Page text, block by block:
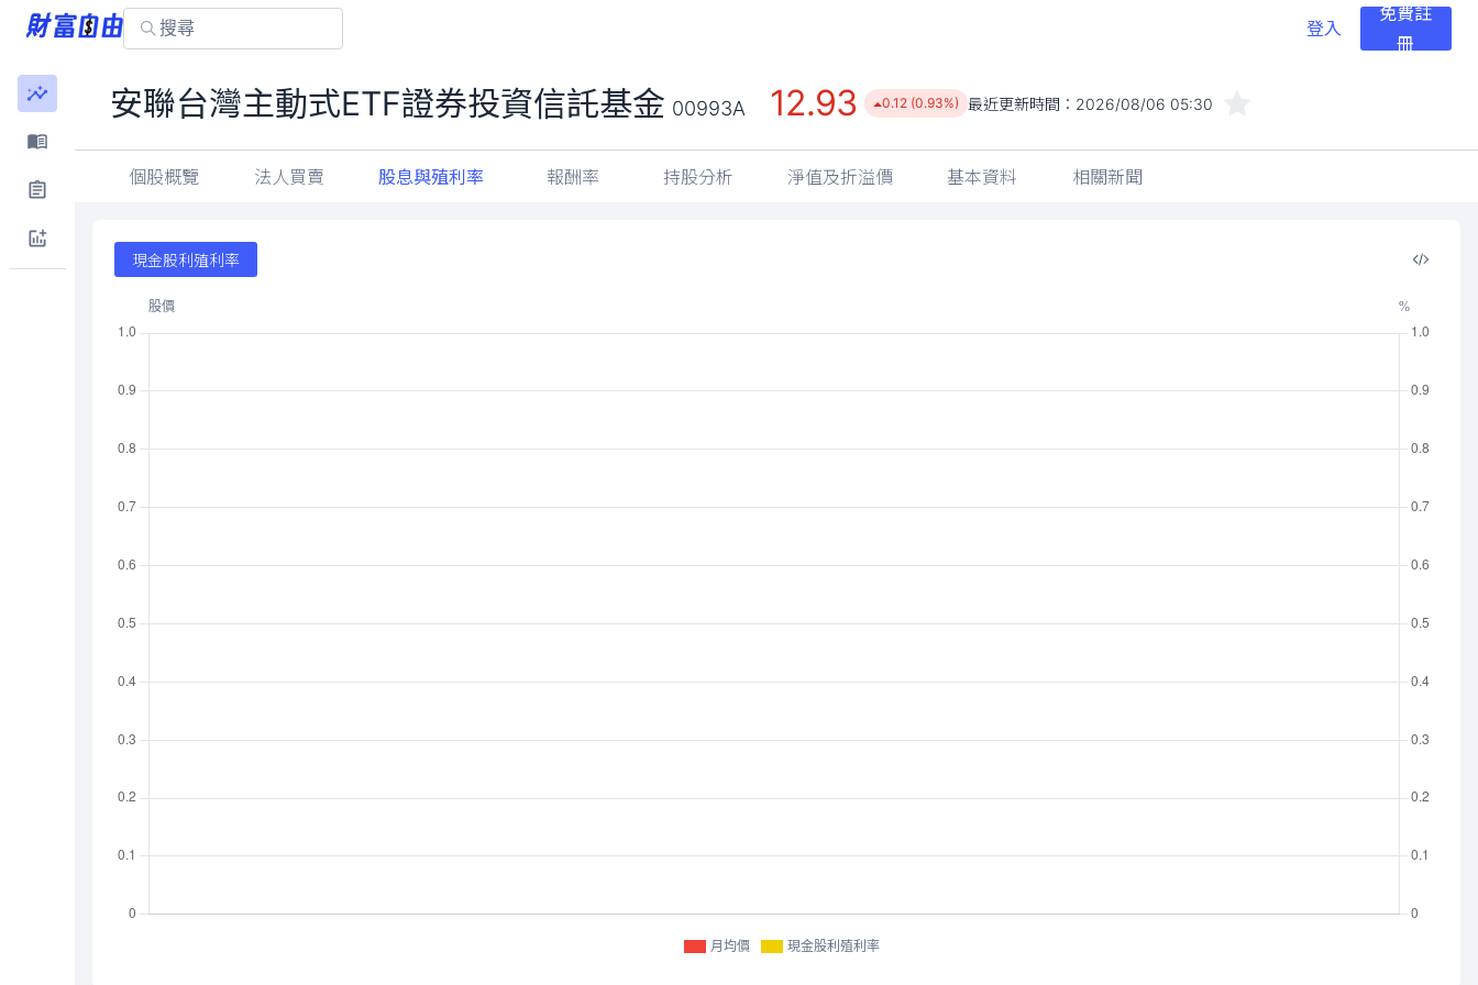
登入
免費註
冊
安聯台灣主動式ETF證券投資信託基金 00993A 12.93 0.12 (0.93%) 最近更新時間： 2026/08/06 05:30
個股概覽 法人買賣 股息與殖利率 報酬率 持股分析 淨值及折溢價 基本資料 相關新聞
現金股利殖利率
月均價 現金股利殖利率